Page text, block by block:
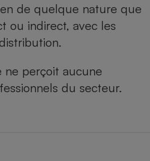
de quelque nature que
ou indirect, avec les
ne perçoit aucune
du secteur.